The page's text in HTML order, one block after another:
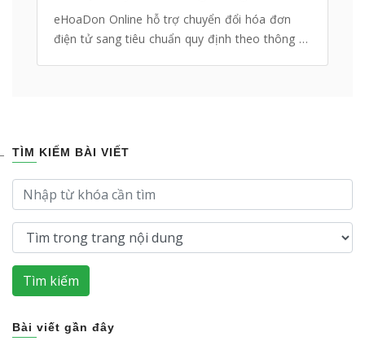
eHoaDon Online hỗ trợ chuyển đổi hóa đơn
điện tử sang tiêu chuẩn quy định theo thông tư
TÌM KIẾM BÀI VIẾT
Tìm kiếm
Bài viết gần đây